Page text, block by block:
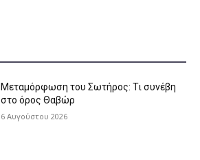
Μεταμόρφωση του Σωτήρος: Τι συνέβη
στο όρος Θαβώρ
6 Αυγούστου 2026